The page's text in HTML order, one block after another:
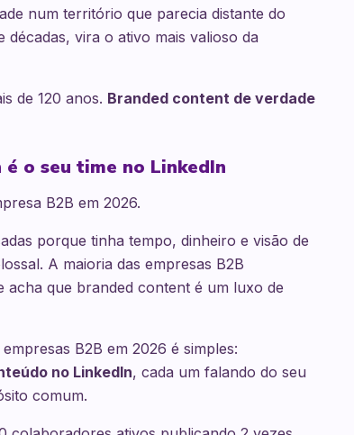
num território que parecia distante do
vira o ativo mais valioso da
de 120 anos. Branded content de verdade
o seu time no LinkedIn
B2B em 2026.
porque tinha tempo, dinheiro e visão de
A maioria das empresas B2B
que branded content é um luxo de
B2B em 2026 é simples:
no LinkedIn, cada um falando do seu
comum.